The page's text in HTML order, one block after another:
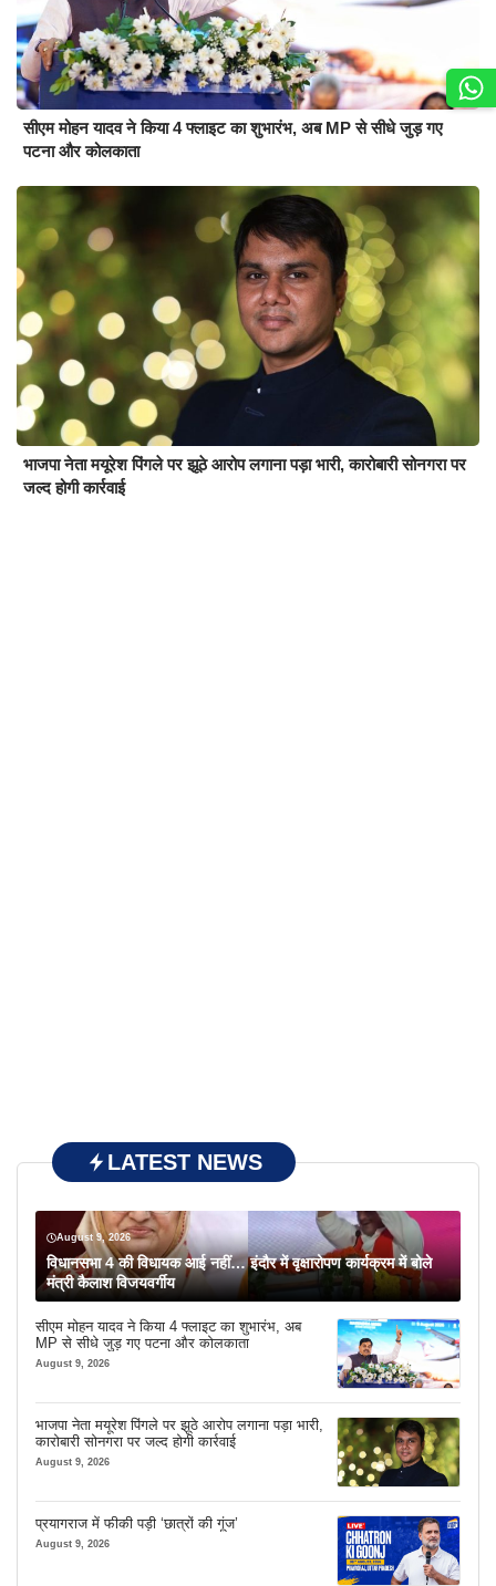
सीएम मोहन यादव ने किया 4 फ्लाइट का शुभारंभ, अब MP से सीधे जुड़ गए
पटना और कोलकाता
भाजपा नेता मयूरेश पिंगले पर झूठे आरोप लगाना पड़ा भारी, कारोबारी सोनगरा पर
जल्द होगी कार्रवाई
LATEST NEWS
August 9, 2026
विधानसभा 4 की विधायक आई नहीं… इंदौर में वृक्षारोपण कार्यक्रम में बोले
मंत्री कैलाश विजयवर्गीय
सीएम मोहन यादव ने किया 4 फ्लाइट का शुभारंभ, अब
MP से सीधे जुड़ गए पटना और कोलकाता
August 9, 2026
भाजपा नेता मयूरेश पिंगले पर झूठे आरोप लगाना पड़ा भारी,
कारोबारी सोनगरा पर जल्द होगी कार्रवाई
August 9, 2026
प्रयागराज में फीकी पड़ी ‘छात्रों की गूंज’
August 9, 2026